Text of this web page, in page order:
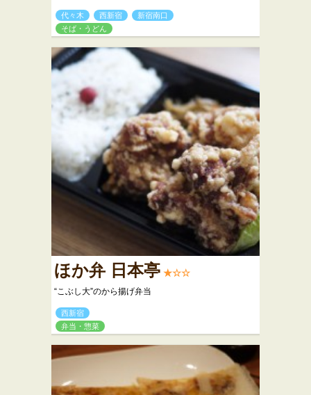
代々木 西新宿
新宿南口
そば・うどん
ほか弁 日本亭 ★☆☆
“こぶし大”のから揚げ弁当
西新宿
弁当・惣菜